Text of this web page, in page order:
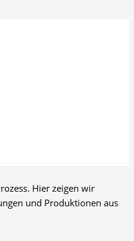
Hier zeigen wir
und Produktionen aus